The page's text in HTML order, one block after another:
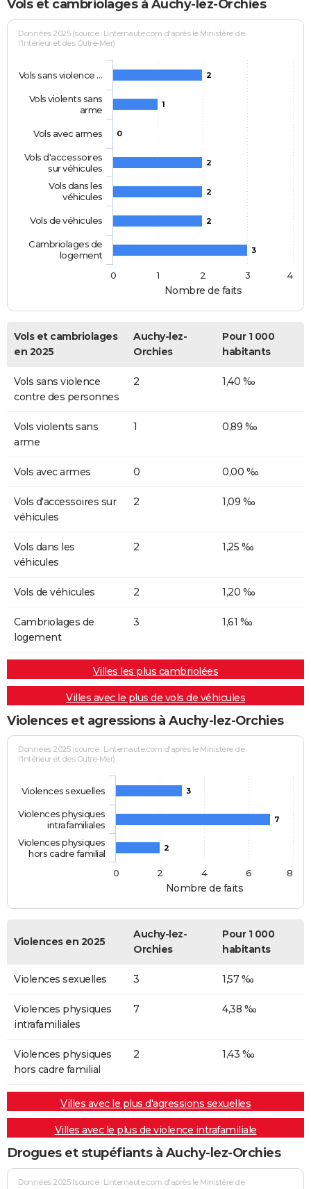
Vols et cambriolages à Auchy-lez-Orchies
Nombre de faits
Données 2025 (source : Linternaute.com d'après le Ministère de
l'Intérieur et des Outre-Mer)
2
1
0
2
2
2
3
Vols sans violence …
Vols violents sans
arme
Vols avec armes
Vols d'accessoires
sur véhicules
Vols dans les
véhicules
Vols de véhicules
Cambriolages de
logement
0
1 2 3 4
Vols et cambriolages
en 2025
Auchy-lez-
Orchies
Pour 1 000
habitants
Vols sans violence
contre des personnes
2 1,40 ‰
Vols violents sans
arme
1 0,89 ‰
Vols avec armes 0 0,00 ‰
Vols d'accessoires sur
véhicules
2 1,09 ‰
Vols dans les
véhicules
2 1,25 ‰
Vols de véhicules 2 1,20 ‰
Cambriolages de
logement
3 1,61 ‰
Villes les plus cambriolées
Villes avec le plus de vols de véhicules
Violences et agressions à Auchy-lez-Orchies
Nombre de faits
Données 2025 (source : Linternaute.com d'après le Ministère de
l'Intérieur et des Outre-Mer)
3
7
2
Violences sexuelles
Violences physiques
intrafamiliales
Violences physiques
hors cadre familial
0
2 4 6 8
Violences en 2025
Auchy-lez-
Orchies
Pour 1 000
habitants
Violences sexuelles 3 1,57 ‰
Violences physiques
intrafamiliales
7 4,38 ‰
Violences physiques
hors cadre familial
2 1,43 ‰
Villes avec le plus d'agressions sexuelles
Villes avec le plus de violence intrafamiliale
Drogues et stupéfiants à Auchy-lez-Orchies
Données 2025 (source : Linternaute.com d'après le Ministère de